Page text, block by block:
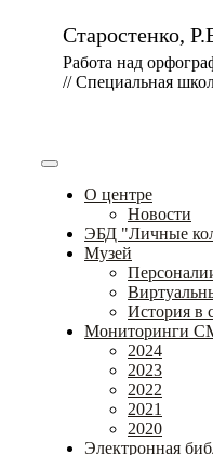
Старостенко,
Работа над
// Специальная
О центре
Новости
ЭБД "Личные
Музей
История в
Мониторинги
2024
2023
2022
2021
2020
Электронная